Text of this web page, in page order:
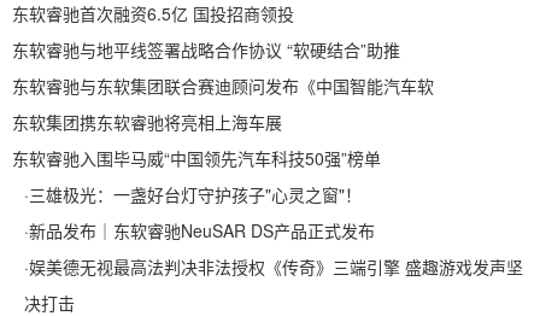
东软睿驰首次融资6.5亿 国投招商领投
东软睿驰与地平线签署战略合作协议 “软硬结合”助推
东软睿驰与东软集团联合赛迪顾问发布《中国智能汽车软
东软集团携东软睿驰将亮相上海车展
东软睿驰入围毕马威“中国领先汽车科技50强”榜单
·三雄极光：一盏好台灯守护孩子"心灵之窗"！
·新品发布｜东软睿驰NeuSAR DS产品正式发布
·娱美德无视最高法判决非法授权《传奇》三端引擎 盛趣游戏发声坚
决打击